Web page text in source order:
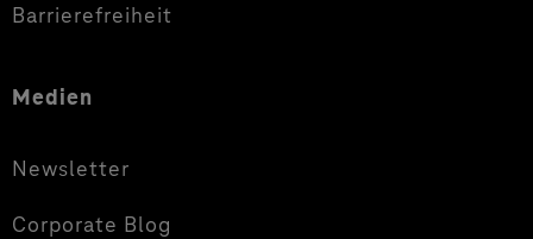
Barrierefreiheit
Medien
Newsletter
Corporate Blog